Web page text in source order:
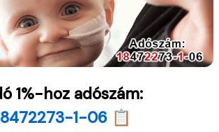
1%-hoz adószám:
1-06 📋